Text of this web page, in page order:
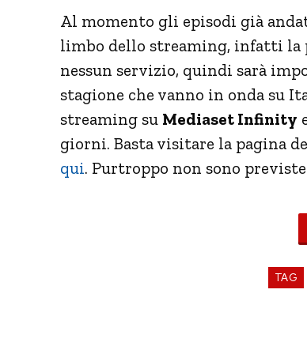
Al momento gli episodi già
limbo dello streaming, infatti la
nessun servizio, quindi sarà
stagione che vanno in onda su
streaming su Mediaset Infinity
giorni. Basta visitare la pagina
qui. Purtroppo non sono
TAG